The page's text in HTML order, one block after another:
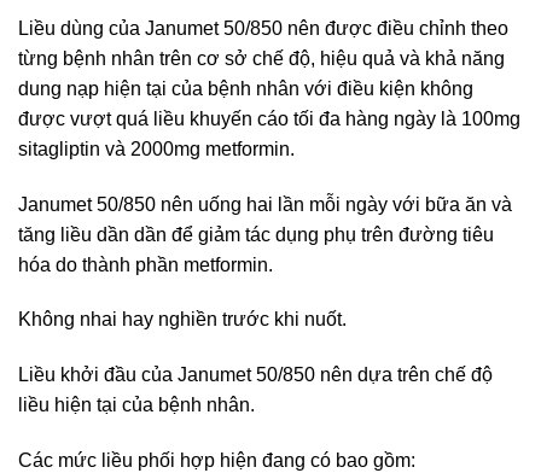
Liều dùng của Janumet 50/850 nên được điều chỉnh theo
từng bệnh nhân trên cơ sở chế độ, hiệu quả và khả năng
dung nạp hiện tại của bệnh nhân với điều kiện không
được vượt quá liều khuyến cáo tối đa hàng ngày là 100mg
sitagliptin và 2000mg metformin.
Janumet 50/850 nên uống hai lần mỗi ngày với bữa ăn và
tăng liều dần dần để giảm tác dụng phụ trên đường tiêu
hóa do thành phần metformin.
Không nhai hay nghiền trước khi nuốt.
Liều khởi đầu của Janumet 50/850 nên dựa trên chế độ
liều hiện tại của bệnh nhân.
Các mức liều phối hợp hiện đang có bao gồm: